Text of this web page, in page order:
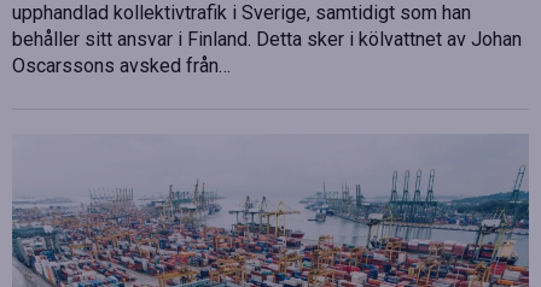
upphandlad kollektivtrafik i Sverige, samtidigt som han
behåller sitt ansvar i Finland. Detta sker i kölvattnet av Johan
Oscarssons avsked från…